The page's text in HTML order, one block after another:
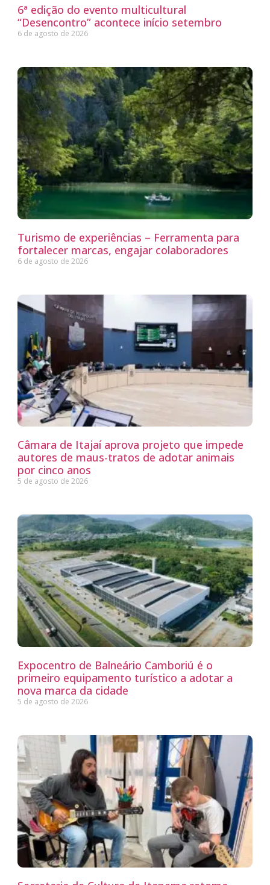
6ª edição do evento multicultural
“Desencontro” acontece início setembro
6 de agosto de 2026
Turismo de experiências – Ferramenta para
fortalecer marcas, engajar colaboradores
6 de agosto de 2026
Câmara de Itajaí aprova projeto que impede
autores de maus-tratos de adotar animais
por cinco anos
5 de agosto de 2026
Expocentro de Balneário Camboriú é o
primeiro equipamento turístico a adotar a
nova marca da cidade
5 de agosto de 2026